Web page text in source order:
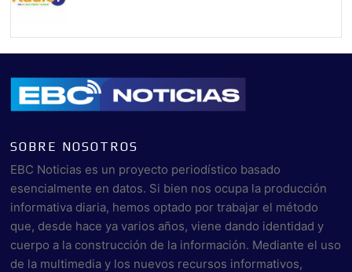
SOBRE NOSOTROS
EBC Noticias es un proyecto periodístico basado
esencialmente en datos. Si bien nos ocupa la producción
informativa diaria, hemos optado por trabajar el método
que, desde hace ya varios años, viene dando identidad y
cuerpo a la construcción de la información. Mediante el uso
de la multimedia y los nuevos recursos informativos,